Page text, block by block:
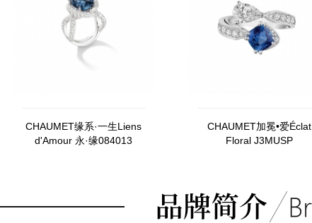
CHAUMET缘系·一生Liens
d'Amour 永·缘084013
CHAUMET加冕•爱Éclat
Floral J3MUSP